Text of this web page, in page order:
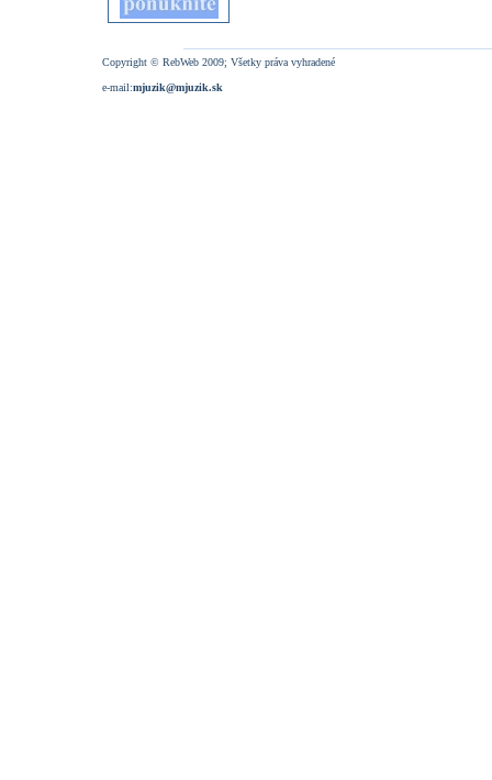
Copyright © RebWeb 2009; Všetky práva vyhradené
e-mail:mjuzik@mjuzik.sk